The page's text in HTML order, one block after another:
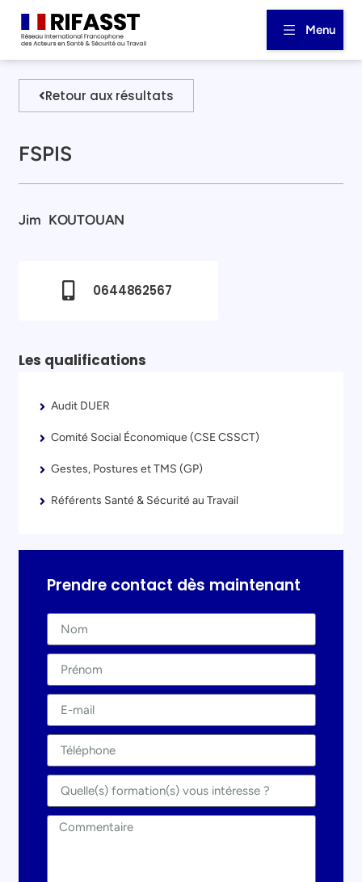
Menu
Retour aux résultats
FSPIS
Jim KOUTOUAN
0644862567
Les qualifications
Audit DUER
Comité Social Économique (CSE CSSCT)
Gestes, Postures et TMS (GP)
Référents Santé & Sécurité au Travail
Prendre contact dès maintenant